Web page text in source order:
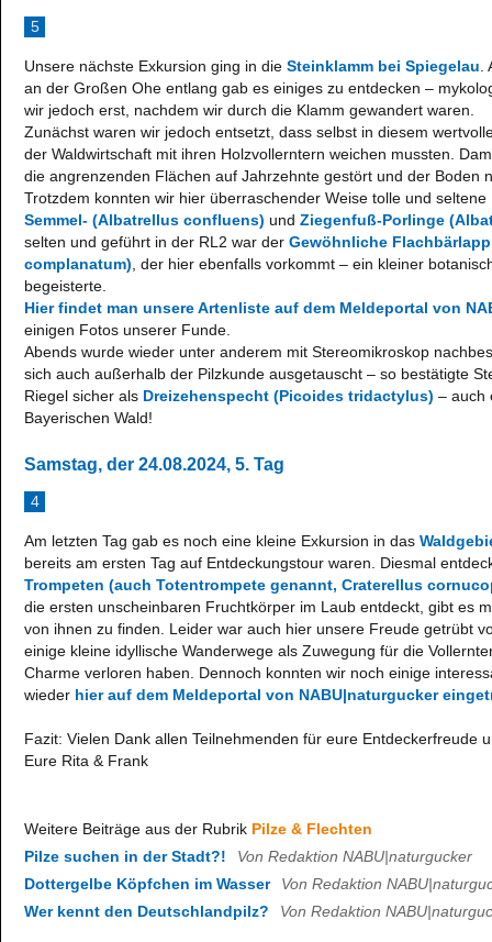
5
Unsere nächste Exkursion ging in die Steinklamm bei Spiegelau
an der Großen Ohe entlang gab es einiges zu entdecken –
wir jedoch erst, nachdem wir durch die Klamm gewandert waren.
Zunächst waren wir jedoch entsetzt, dass selbst in diesem
der Waldwirtschaft mit ihren Holzvollerntern weichen mussten.
die angrenzenden Flächen auf Jahrzehnte gestört und der Boden
Trotzdem konnten wir hier überraschender Weise tolle und
Semmel- (Albatrellus confluens) und Ziegenfuß-Porlinge
selten und geführt in der RL2 war der Gewöhnliche
complanatum) , der hier ebenfalls vorkommt – ein kleiner
begeisterte.
Hier findet man unsere Artenliste auf dem Meldeportal von
einigen Fotos unserer Funde.
Abends wurde wieder unter anderem mit Stereomikroskop
sich auch außerhalb der Pilzkunde ausgetauscht – so bestätigte
Riegel sicher als Dreizehenspecht (Picoides tridactylus) – auch
Bayerischen Wald!
Samstag, der 24.08.2024, 5. Tag
4
Am letzten Tag gab es noch eine kleine Exkursion in das
bereits am ersten Tag auf Entdeckungstour waren. Diesmal
Trompeten (auch Totentrompete genannt, Craterellus
die ersten unscheinbaren Fruchtkörper im Laub entdeckt, gibt es
von ihnen zu finden. Leider war auch hier unsere Freude getrübt
einige kleine idyllische Wanderwege als Zuwegung für die
Charme verloren haben. Dennoch konnten wir noch einige
wieder hier auf dem Meldeportal von NABU|naturgucker
Fazit: Vielen Dank allen Teilnehmenden für eure Entdeckerfreude
Eure Rita & Frank
Weitere Beiträge aus der Rubrik Pilze & Flechten
Pilze suchen in der Stadt?!
Von Redaktion NABU|naturgucker
Dottergelbe Köpfchen im Wasser
Von Redaktion
Wer kennt den Deutschlandpilz?
Von Redaktion